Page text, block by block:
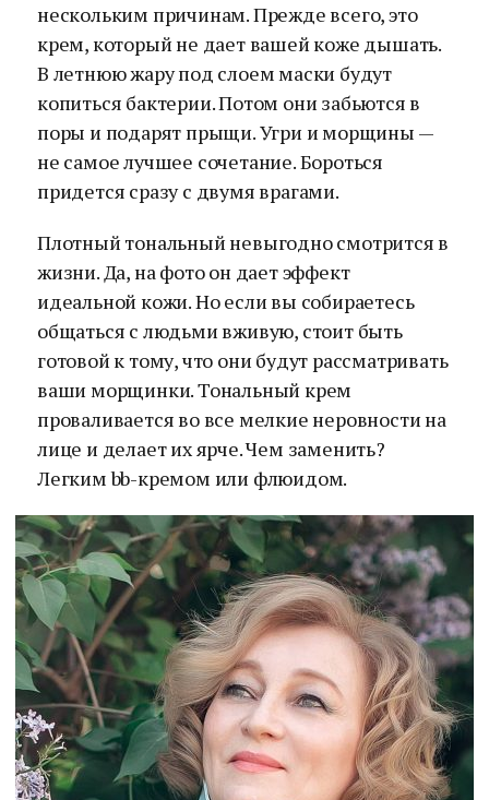
нескольким причинам. Прежде всего, это
крем, который не дает вашей коже дышать.
В летнюю жару под слоем маски будут
копиться бактерии. Потом они забьются в
поры и подарят прыщи. Угри и морщины —
не самое лучшее сочетание. Бороться
придется сразу с двумя врагами.
Плотный тональный невыгодно смотрится в
жизни. Да, на фото он дает эффект
идеальной кожи. Но если вы собираетесь
общаться с людьми вживую, стоит быть
готовой к тому, что они будут рассматривать
ваши морщинки. Тональный крем
проваливается во все мелкие неровности на
лице и делает их ярче. Чем заменить?
Легким bb-кремом или флюидом.